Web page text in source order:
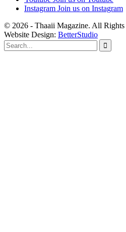
Instagram Join us on Instagram
© 2026 - Thaaii Magazine. All Rights
Website Design: BetterStudio